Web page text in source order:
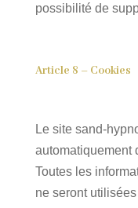
possibilité de
Article 8 – Cookies
Le site sand-
automatiquement
Toutes les
ne seront